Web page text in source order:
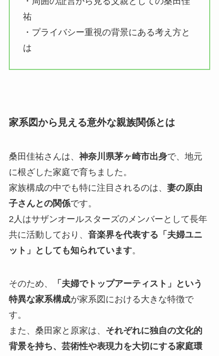
祐
・プライバシー重視の背景にある考え方と
は
家系図から見える意外な親族関係とは
桑田佳祐さんは、 神奈川県茅ヶ崎市出身で、地元
に根ざした家庭で育ちました。
家族構成の中でも特に注目されるのは、 妻の原由
子さんとの関係です。
2人はサザンオールスターズのメンバーとして長年
共に活動しており、 音楽界を代表する「夫婦ユニ
ット」としても知られています。
そのため、
「夫婦でトップアーティスト」という
特異な家系構成が家系図における大きな特徴で
す。
また、桑田家と原家は、 それぞれに独自の文化的
背景を持ち、芸術性や表現力を大切にする家庭環